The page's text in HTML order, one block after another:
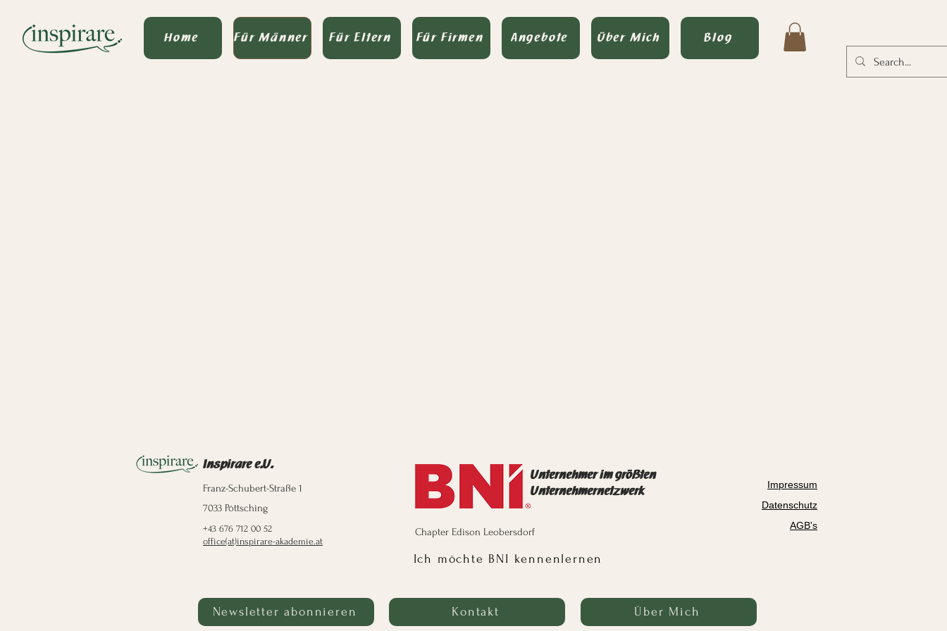
Home Für Männer Für Eltern Für Firmen Angebote Über Mich Blog
Inspirare e.U.
Franz-Schubert-Straße 1
7033 Pöttsching
+43 676 712 00 52
office(at)inspirare-akademie.at
Unternehmer im größten
Unternehmernetzwerk
Chapter Edison Leobersdorf
Ich möchte BNI kennenlernen
Impressum
Datenschutz
AGB's
Newsletter abonnieren Kontakt Über Mich